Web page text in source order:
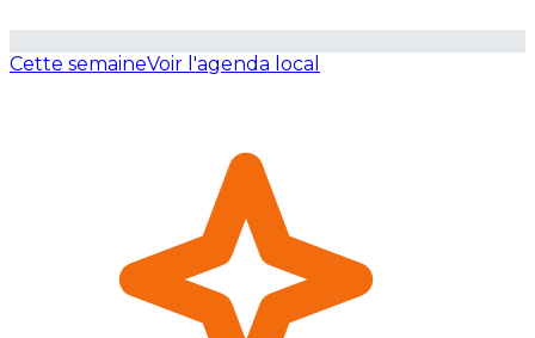
Cette semaineVoir l'agenda local